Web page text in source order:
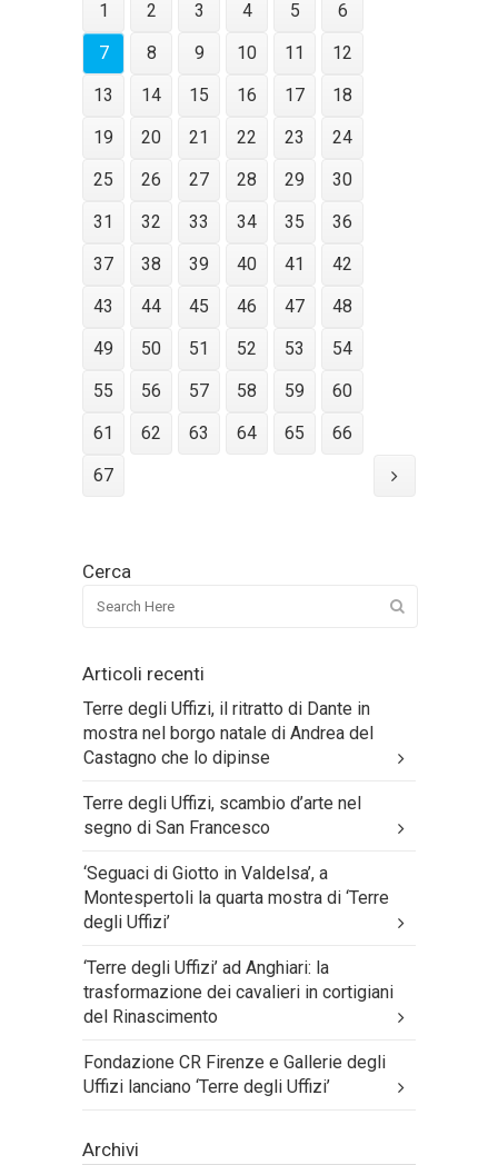
1 2 3 4 5
6
7
8 9 10 11
12
13
14 15 16 17
18
19
20 21 22 23
24
25
26 27 28 29
30
31
32 33 34 35
36
37
38 39 40 41
42
43
44 45 46 47
48
49
50 51 52 53
54
55
56 57 58 59
60
61
62 63 64 65
66
67
Cerca
Articoli recenti
Terre degli Uffizi, il ritratto di Dante in
mostra nel borgo natale di Andrea del
Castagno che lo dipinse
Terre degli Uffizi, scambio d’arte nel
segno di San Francesco
‘Seguaci di Giotto in Valdelsa’, a
Montespertoli la quarta mostra di ‘Terre
degli Uffizi’
‘Terre degli Uffizi’ ad Anghiari: la
trasformazione dei cavalieri in cortigiani
del Rinascimento
Fondazione CR Firenze e Gallerie degli
Uffizi lanciano ‘Terre degli Uffizi’
Archivi